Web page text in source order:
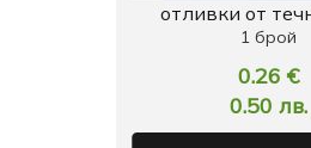
отливки от
1 брой
0.26 €
0.50 лв.